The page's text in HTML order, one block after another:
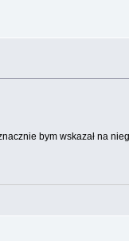
bym wskazał na